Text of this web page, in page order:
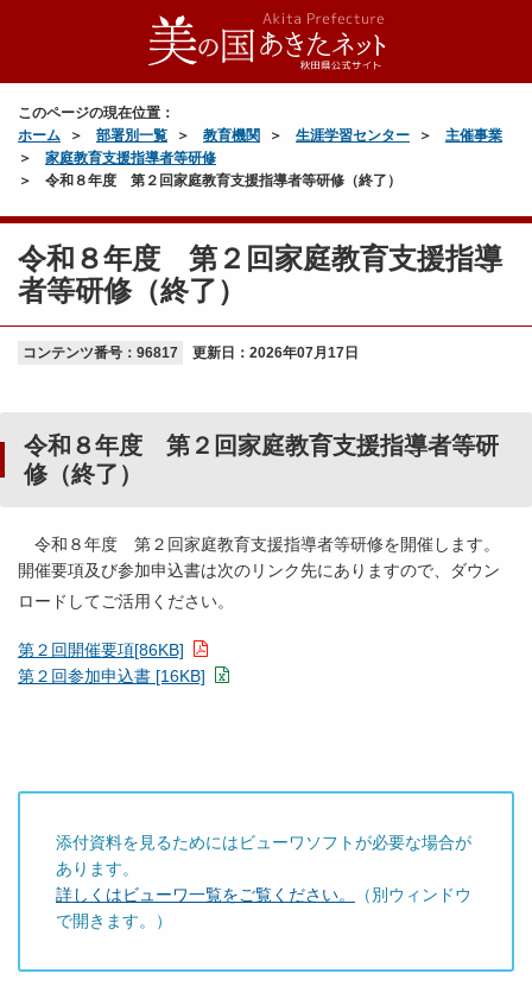
このページの現在位置：
ホーム
部署別一覧 教育機関 生涯学習センター
主催事業
家庭教育支援指導者等研修
令和８年度 第２回家庭教育支援指導者等研修（終了）
令和８年度 第２回家庭教育支援指導
者等研修（終了）
コンテンツ番号：96817 更新日： 2026年07月17日
令和８年度 第２回家庭教育支援指導者等研
修（終了）
令和８年度 第２回家庭教育支援指導者等研修を開催します。
開催要項及び参加申込書は次のリンク先にありますので、ダウン
ロードしてご活用ください。
第２回開催要項[86KB]
第２回参加申込書 [16KB]
添付資料を見るためにはビューワソフトが必要な場合が
あります。
詳しくはビューワ一覧をご覧ください。
（別ウィンドウ
で開きます。）